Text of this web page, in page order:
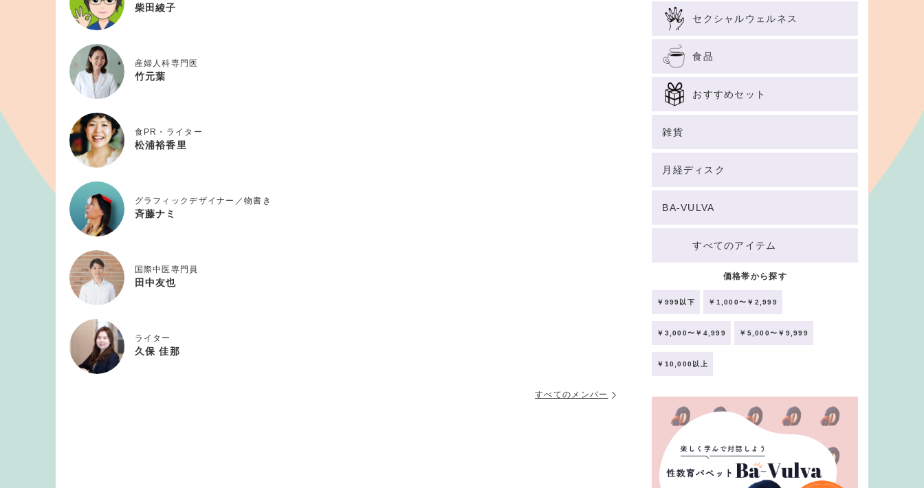
柴田綾子
産婦人科専門医
竹元葉
食PR・ライター
松浦裕香里
グラフィックデザイナー／物書き
斉藤ナミ
国際中医専門員
田中友也
ライター
久保 佳那
すべてのメンバー
セクシャルウェルネス
食品
おすすめセット
雑貨
月経ディスク
BA-VULVA
すべてのアイテム
価格帯から探す
￥999以下 ￥1,000〜￥2,999
￥3,000〜￥4,999 ￥5,000〜￥9,999
￥10,000以上